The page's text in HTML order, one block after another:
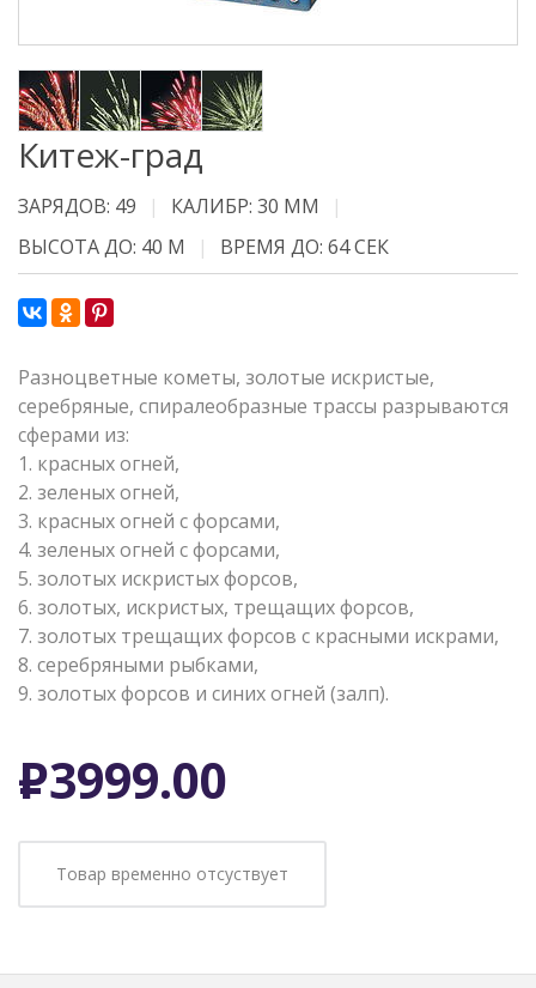
Китеж-град
ЗАРЯДОВ: 49
КАЛИБР: 30 ММ
ВЫСОТА ДО: 40 М
ВРЕМЯ ДО: 64 СЕК
Разноцветные кометы, золотые искристые,
серебряные, спиралеобразные трассы разрываются
сферами из:
1. красных огней,
2. зеленых огней,
3. красных огней с форсами,
4. зеленых огней с форсами,
5. золотых искристых форсов,
6. золотых, искристых, трещащих форсов,
7. золотых трещащих форсов с красными искрами,
8. серебряными рыбками,
9. золотых форсов и синих огней (залп).
Р3999.00
Товар временно отсуствует